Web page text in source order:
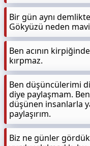
Bir gün aynı
Gökyüzü neden
Ben acının
kırpmaz.
Ben düşüncülerimi
diye paylaşmam.
düşünen insanlarla
paylaşırım.
Biz ne günler